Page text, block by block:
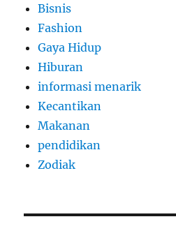
Bisnis
Fashion
Gaya Hidup
Hiburan
informasi menarik
Kecantikan
Makanan
pendidikan
Zodiak